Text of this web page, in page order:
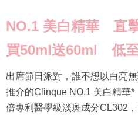
NO.1 美白精華 直
買50ml送60ml 低
出席節日派對，誰不想以白亮
推介的Clinque NO.1 美白精華
倍專利醫學級淡斑成分CL302